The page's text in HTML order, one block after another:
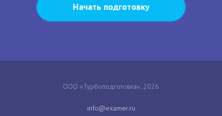
Начать подготовку
ООО «Турбоподготовка», 2026